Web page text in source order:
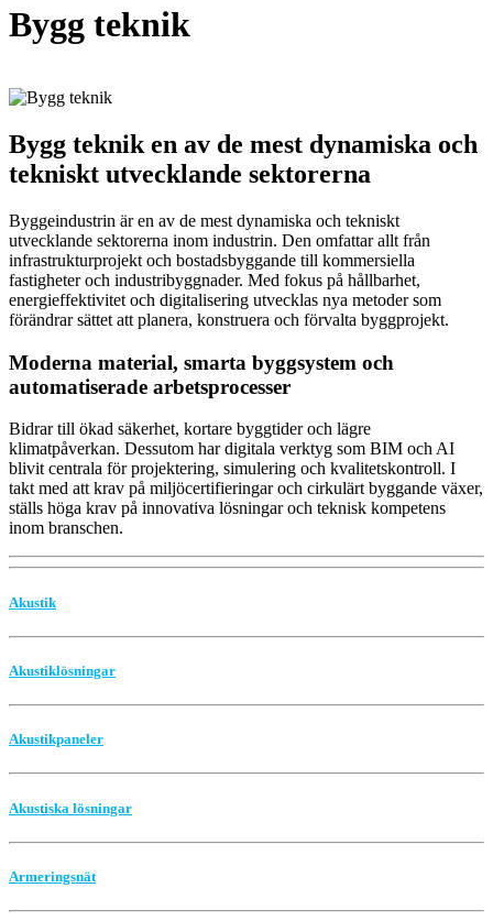
Bygg teknik
Bygg teknik en av de mest dynamiska och
tekniskt utvecklande sektorerna
Byggeindustrin är en av de mest dynamiska och tekniskt
utvecklande sektorerna inom industrin. Den omfattar allt från
infrastrukturprojekt och bostadsbyggande till kommersiella
fastigheter och industribyggnader. Med fokus på hållbarhet,
energieffektivitet och digitalisering utvecklas nya metoder som
förändrar sättet att planera, konstruera och förvalta byggprojekt.
Moderna material, smarta byggsystem och
automatiserade arbetsprocesser
Bidrar till ökad säkerhet, kortare byggtider och lägre
klimatpåverkan. Dessutom har digitala verktyg som BIM och AI
blivit centrala för projektering, simulering och kvalitetskontroll. I
takt med att krav på miljöcertifieringar och cirkulärt byggande växer,
ställs höga krav på innovativa lösningar och teknisk kompetens
inom branschen.
Akustik
Akustiklösningar
Akustikpaneler
Akustiska lösningar
Armeringsnät